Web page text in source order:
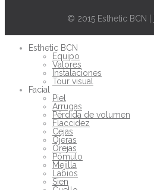
© 2015 Esthetic BCN |
Esthetic BCN
Equipo
Valores
Instalaciones
Tour visual
Facial
Piel
Arrugas
Pérdida de volumen
Flaccidez
Cejas
Ojeras
Orejas
Pómulo
Mejilla
Labios
Sien